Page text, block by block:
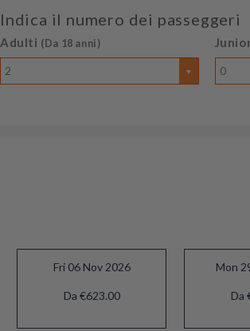
Indica il numero dei passeggeri
Adulti (Da 18 anni)
2 0
Fri 06 Nov 2026
Da €623.00
Mon
Da